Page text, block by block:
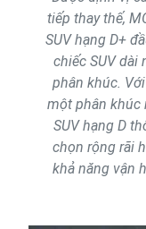
tiếp thay thế,
SUV hạng D+
chiếc SUV dài
phân khúc.
một phân khúc
SUV hạng D
chọn rộng rãi
khả năng vận